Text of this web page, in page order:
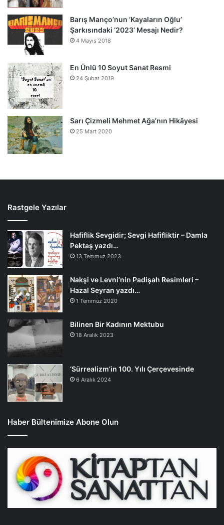
Barış Manço’nun ‘Kayaların Oğlu’
Şarkısındaki ‘2023’ Mesajı Nedir?
4 Mayıs 2018
En Ünlü 10 Soyut Sanat Resmi
24 Şubat 2019
Sarı Çizmeli Mehmet Ağa’nın Hikâyesi
25 Mart 2020
Rastgele Yazılar
Hafiflik Sevgidir; Sevgi Hafifliktir – Damla
Pektaş yazdı…
13 Temmuz 2023
Nakşi ve Levni’nin Padişah Resimleri –
Hazal Seyran yazdı…
1 Temmuz 2020
Bilinen Bir Kadının Mektubu
18 Aralık 2023
‘Sürrealizm’in 100. Yılı Çerçevesinde
6 Aralık 2024
Haber Bültenimize Abone Olun